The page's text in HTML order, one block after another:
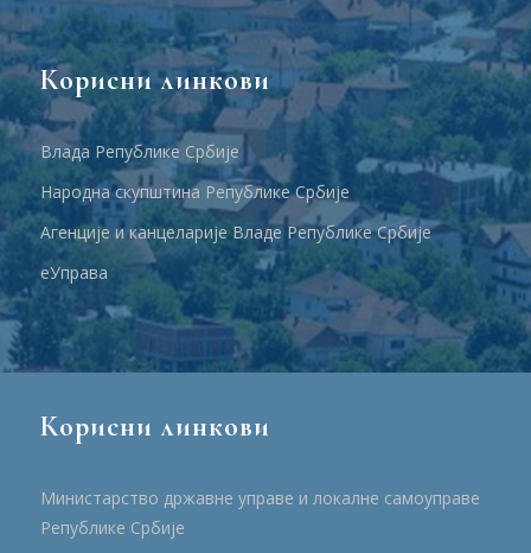
Корисни линкови
Влада Републике Србије
Народна скупштина Републике Србије
Агенције и канцеларије Владе Републике Србије
еУправа
Корисни линкови
Министарство државне управе и локалне самоуправе
Републике Србије